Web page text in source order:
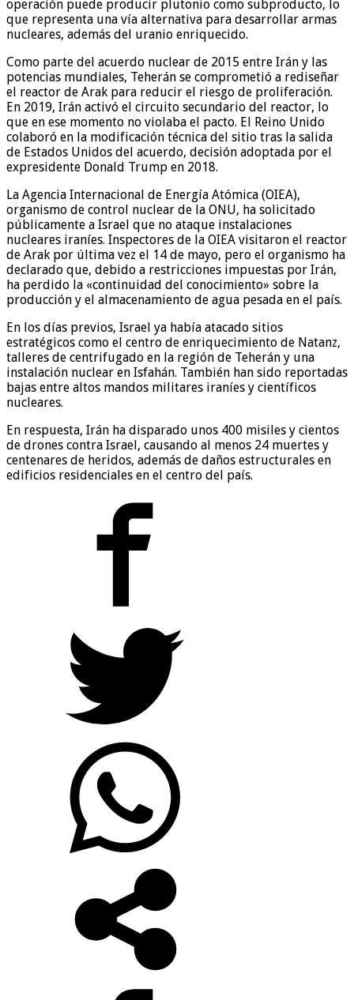
operación puede producir plutonio como subproducto, lo
que representa una vía alternativa para desarrollar armas
nucleares, además del uranio enriquecido.
Como parte del acuerdo nuclear de 2015 entre Irán y las
potencias mundiales, Teherán se comprometió a rediseñar
el reactor de Arak para reducir el riesgo de proliferación.
En 2019, Irán activó el circuito secundario del reactor, lo
que en ese momento no violaba el pacto. El Reino Unido
colaboró en la modificación técnica del sitio tras la salida
de Estados Unidos del acuerdo, decisión adoptada por el
expresidente Donald Trump en 2018.
La Agencia Internacional de Energía Atómica (OIEA),
organismo de control nuclear de la ONU, ha solicitado
públicamente a Israel que no ataque instalaciones
nucleares iraníes. Inspectores de la OIEA visitaron el reactor
de Arak por última vez el 14 de mayo, pero el organismo ha
declarado que, debido a restricciones impuestas por Irán,
ha perdido la «continuidad del conocimiento» sobre la
producción y el almacenamiento de agua pesada en el país.
En los días previos, Israel ya había atacado sitios
estratégicos como el centro de enriquecimiento de Natanz,
talleres de centrifugado en la región de Teherán y una
instalación nuclear en Isfahán. También han sido reportadas
bajas entre altos mandos militares iraníes y científicos
nucleares.
En respuesta, Irán ha disparado unos 400 misiles y cientos
de drones contra Israel, causando al menos 24 muertes y
centenares de heridos, además de daños estructurales en
edificios residenciales en el centro del país.